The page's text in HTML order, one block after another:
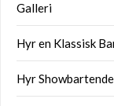
Galleri
Hyr en Klassisk
Hyr